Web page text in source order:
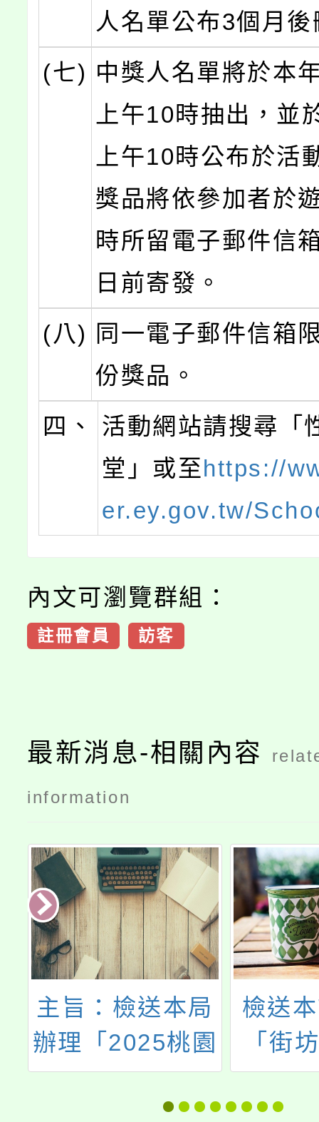
人名單公布3個月
(七) 中獎人名單將於本
上午10時抽出，並
上午10時公布於活
獎品將依參加者於
時所留電子郵件信
日前寄發。
(八) 同一電子郵件信箱
份獎品。
四、
活動網站請搜尋「
堂」或至https://
er.ey.gov.tw/
內文可瀏覽群組：
註冊會員 訪客
最新消息-相關內容
information
檢送本市112年
「街坊出招9」
社區防暴創意競
賽培力活動簡章
主旨
114
書院
「